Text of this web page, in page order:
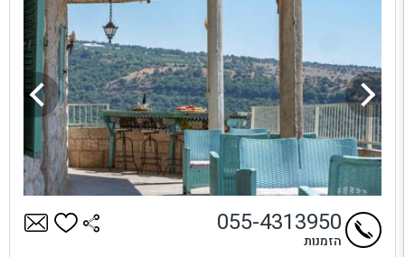
055-4313950
הזמנות